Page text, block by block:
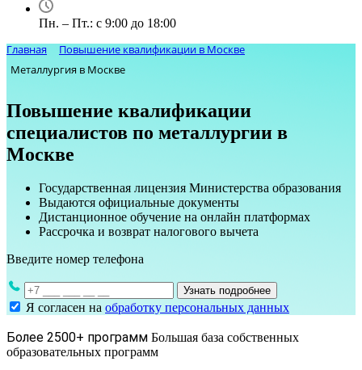
Пн. – Пт.: с 9:00 до 18:00
Главная
Повышение квалификации в Москве
Металлургия в Москве
Повышение квалификации
специалистов по металлургии в
Москве
Государственная лицензия Министерства образования
Выдаются официальные документы
Дистанционное обучение на онлайн платформах
Рассрочка и возврат налогового вычета
Введите номер телефона
Узнать подробнее
Я согласен на обработку персональных данных
Более 2500+ программ Большая база собственных
образовательных программ